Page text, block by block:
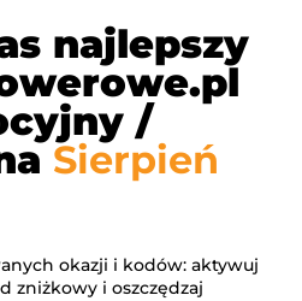
najlepszy
/
Sierpień
okazji i kodów: aktywuj
zniżkowy i oszczędzaj